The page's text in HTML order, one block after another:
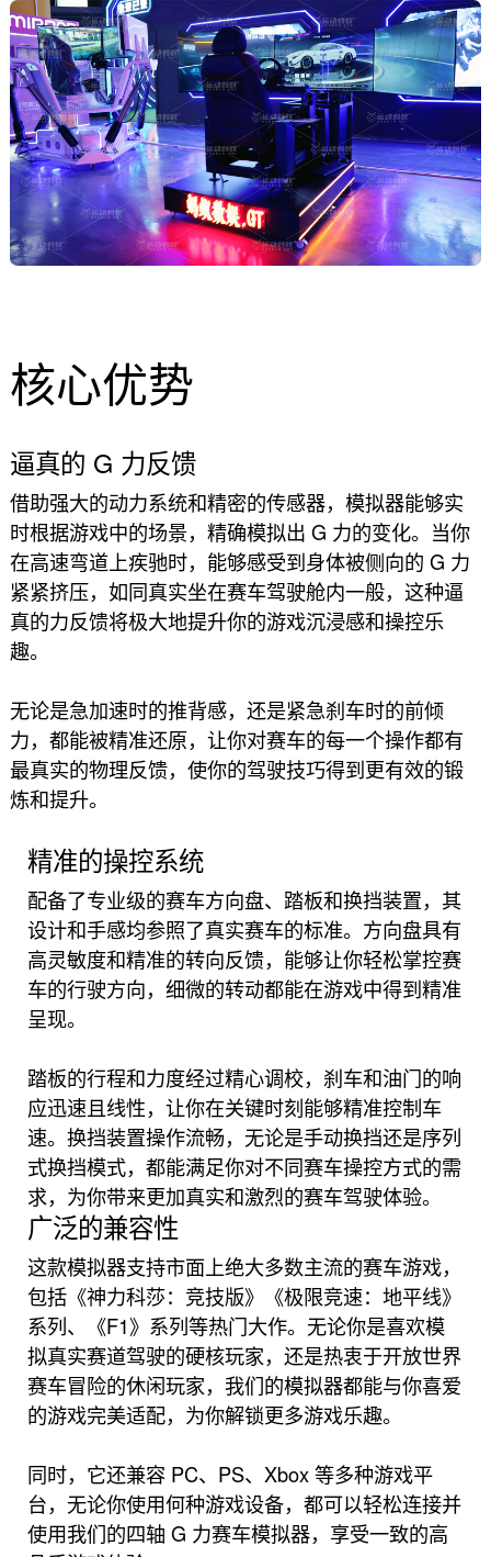
核心优势
逼真的 G 力反馈
借助强大的动力系统和精密的传感器，模拟器能够实
时根据游戏中的场景，精确模拟出 G 力的变化。当你
在高速弯道上疾驰时，能够感受到身体被侧向的 G 力
紧紧挤压，如同真实坐在赛车驾驶舱内一般，这种逼
真的力反馈将极大地提升你的游戏沉浸感和操控乐
趣。
无论是急加速时的推背感，还是紧急刹车时的前倾
力，都能被精准还原，让你对赛车的每一个操作都有
最真实的物理反馈，使你的驾驶技巧得到更有效的锻
炼和提升。
精准的操控系统
配备了专业级的赛车方向盘、踏板和换挡装置，其
设计和手感均参照了真实赛车的标准。方向盘具有
高灵敏度和精准的转向反馈，能够让你轻松掌控赛
车的行驶方向，细微的转动都能在游戏中得到精准
呈现。
踏板的行程和力度经过精心调校，刹车和油门的响
应迅速且线性，让你在关键时刻能够精准控制车
速。换挡装置操作流畅，无论是手动换挡还是序列
式换挡模式，都能满足你对不同赛车操控方式的需
求，为你带来更加真实和激烈的赛车驾驶体验。
广泛的兼容性
这款模拟器支持市面上绝大多数主流的赛车游戏，
包括《神力科莎：竞技版》《极限竞速：地平线》
系列、《F1》系列等热门大作。无论你是喜欢模
拟真实赛道驾驶的硬核玩家，还是热衷于开放世界
赛车冒险的休闲玩家，我们的模拟器都能与你喜爱
的游戏完美适配，为你解锁更多游戏乐趣。
同时，它还兼容 PC、PS、Xbox 等多种游戏平
台，无论你使用何种游戏设备，都可以轻松连接并
使用我们的四轴 G 力赛车模拟器，享受一致的高